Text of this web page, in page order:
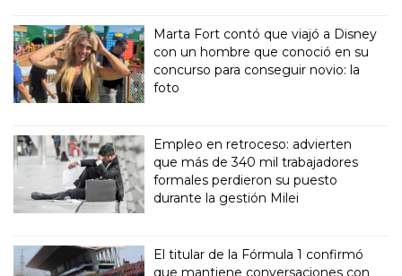
Marta Fort contó que viajó a Disney
con un hombre que conoció en su
concurso para conseguir novio: la
foto
Empleo en retroceso: advierten
que más de 340 mil trabajadores
formales perdieron su puesto
durante la gestión Milei
El titular de la Fórmula 1 confirmó
que mantiene conversaciones con